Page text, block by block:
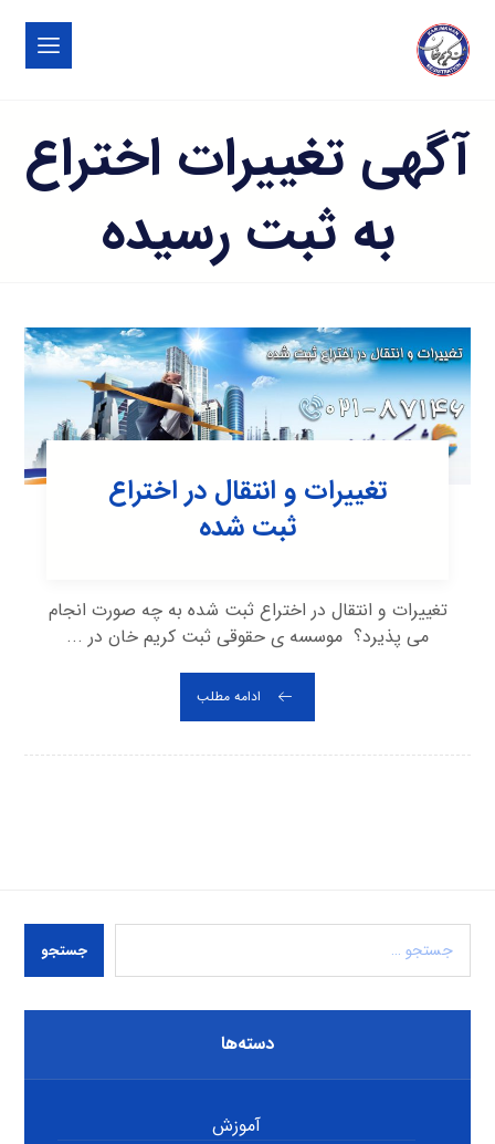
آگهی تغییرات اختراع
به ثبت رسیده
تغییرات و انتقال در اختراع
ثبت شده
تغییرات و انتقال در اختراع ثبت شده به چه صورت انجام
می پذیرد؟ موسسه ی حقوقی ثبت کریم خان در ...
ادامه مطلب
جستجو
دسته‌ها
آموزش